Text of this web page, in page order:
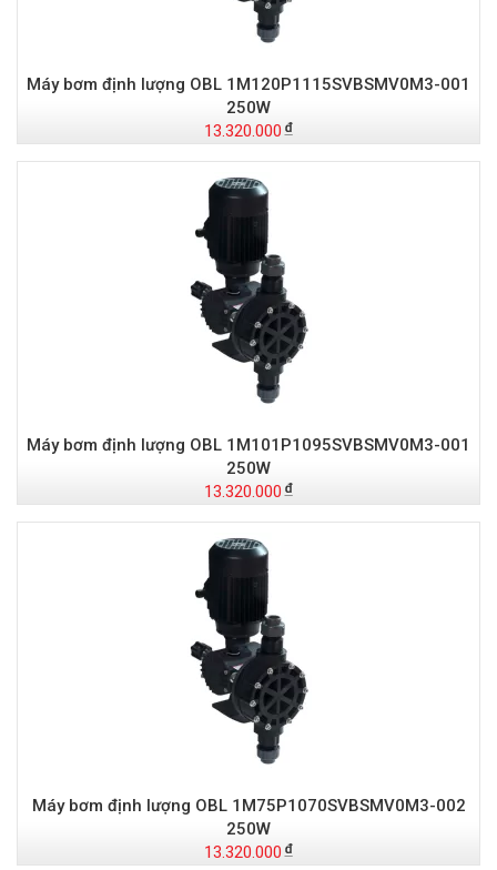
Máy bơm định lượng OBL 1M120P1115SVBSMV0M3-001
250W
13.320.000
Máy bơm định lượng OBL 1M101P1095SVBSMV0M3-001
250W
13.320.000
Máy bơm định lượng OBL 1M75P1070SVBSMV0M3-002
250W
13.320.000